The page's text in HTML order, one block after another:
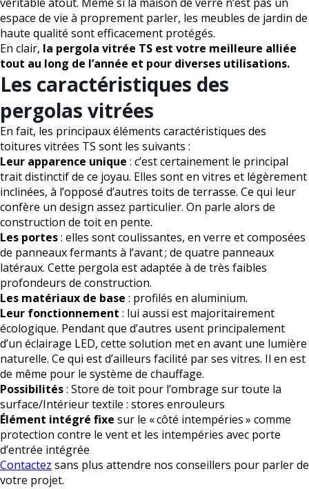
espace de vie à proprement parler, les meubles de jardin de
haute qualité sont efficacement protégés.
En clair, la pergola vitrée TS est votre meilleure alliée
tout au long de l’année et pour diverses utilisations.
Les caractéristiques des
pergolas vitrées
En fait, les principaux éléments caractéristiques des
toitures vitrées TS sont les suivants :
Leur apparence unique : c’est certainement le principal
trait distinctif de ce joyau. Elles sont en vitres et légèrement
inclinées, à l’opposé d’autres toits de terrasse. Ce qui leur
confère un design assez particulier. On parle alors de
construction de toit en pente.
Les portes: elles sont coulissantes, en verre et composées
de panneaux fermants à l’avant ; de quatre panneaux
latéraux. Cette pergola est adaptée à de très faibles
profondeurs de construction.
Les matériaux de base : profilés en aluminium.
Leur fonctionnement : lui aussi est majoritairement
écologique. Pendant que d’autres usent principalement
d’un éclairage LED, cette solution met en avant une lumière
naturelle. Ce qui est d’ailleurs facilité par ses vitres. Il en est
de même pour le système de chauffage.
Possibilités: Store de toit pour l’ombrage sur toute la
surface/Intérieur textile : stores enrouleurs
Élément intégré fixe sur le « côté intempéries » comme
protection contre le vent et les intempéries avec porte
d’entrée intégrée
Contactez sans plus attendre nos conseillers pour parler de
votre projet.